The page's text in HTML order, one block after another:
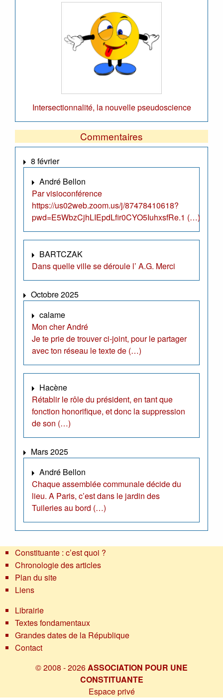
Intersectionnalité, la nouvelle pseudoscience
Commentaires
8 février
André Bellon
Par visioconférence
https://us02web.zoom.us/j/87478410618?
pwd=E5WbzCjhLIEpdLfir0CYO5IuhxsfRe.1 (…)
BARTCZAK
Dans quelle ville se déroule l’ A.G. Merci
Octobre 2025
calame
Mon cher André
Je te prie de trouver ci-joint, pour le partager
avec ton réseau le texte de (…)
Hacène
Rétablir le rôle du président, en tant que
fonction honorifique, et donc la suppression
de son (…)
Mars 2025
André Bellon
Chaque assemblée communale décide du
lieu. A Paris, c’est dans le jardin des
Tuileries au bord (…)
Constituante : c’est quoi ?
Chronologie des articles
Plan du site
Liens
Librairie
Textes fondamentaux
Grandes dates de la République
Contact
© 2008 - 2026ASSOCIATION POUR UNE
CONSTITUANTE
Espace privé